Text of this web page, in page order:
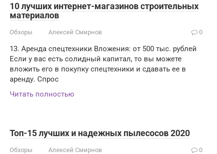
10 лучших интернет-магазинов строительных
материалов
Обзоры Алексей Смирнов 0
13. Аренда спецтехники Вложения: от 500 тыс. рублей
Если у вас есть солидный капитал, то вы можете
вложить его в покупку спецтехники и сдавать ее в
аренду. Спрос
Читать полностью
Топ-15 лучших и надежных пылесосов 2020
Обзоры Алексей Смирнов 0